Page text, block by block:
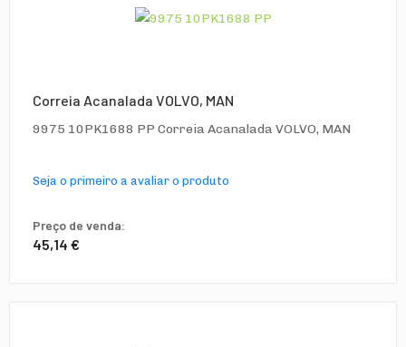
Correia Acanalada VOLVO, MAN
9975 10PK1688 PP Correia Acanalada VOLVO, MAN
Seja o primeiro a avaliar o produto
Preço de venda:
45,14 €